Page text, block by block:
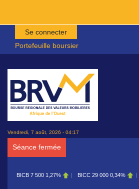
Aller au contenu principal
Se connecter
Portefeuille boursier
Vendredi, 7 août, 2026 - 04:17
Séance fermée
BICB 7 500 1,27% BICC 29 000 0,34%